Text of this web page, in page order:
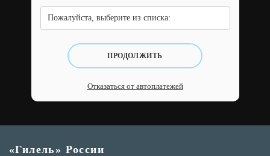
Пожалуйста, выберите из списка:
ПРОДОЛЖИТЬ
Отказаться от автоплатежей
«Гилель» России